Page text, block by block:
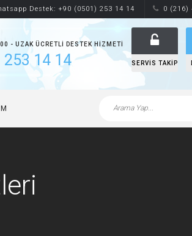
Destek: +90 (0501) 253 14 14 0 (216)
- UZAK ÜCRETLI DESTEK HIZMETI
253 14 14 SERVIS TAKIP